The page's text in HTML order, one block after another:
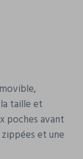
taille et
poches avant
et une